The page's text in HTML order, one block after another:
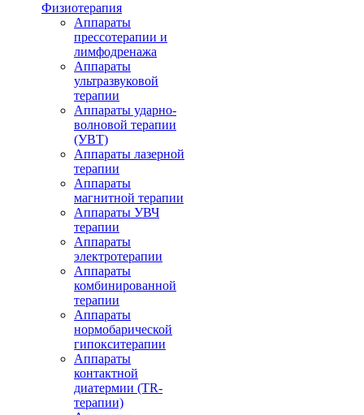
Физиотерапия
Аппараты
прессотерапии и
лимфодренажа
Аппараты
ультразвуковой
терапии
Аппараты ударно-
волновой терапии
(УВТ)
Аппараты лазерной
терапии
Аппараты
магнитной терапии
Аппараты УВЧ
терапии
Аппараты
электротерапии
Аппараты
комбинированной
терапии
Аппараты
нормобарической
гипокситерапии
Аппараты
контактной
диатермии (TR-
терапии)